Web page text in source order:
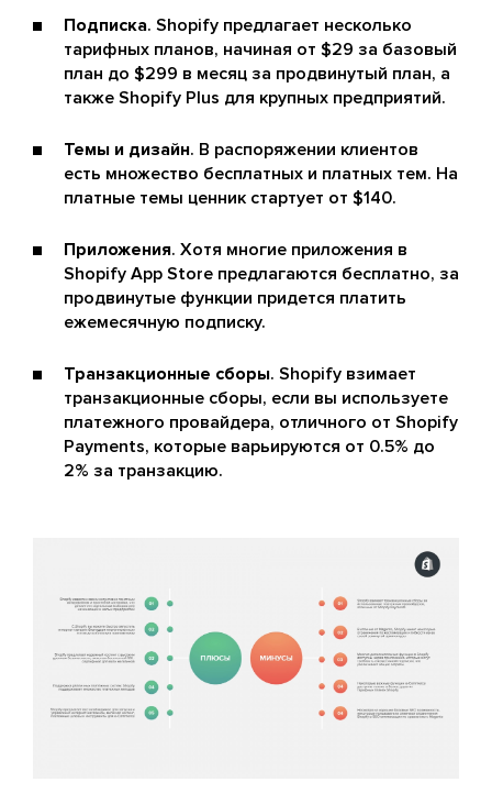
Подписка. Shopify предлагает несколько
тарифных планов, начиная от $29 за базовый
план до $299 в месяц за продвинутый план, а
также Shopify Plus для крупных предприятий.
Темы и дизайн. В распоряжении клиентов
есть множество бесплатных и платных тем. На
платные темы ценник стартует от $140.
Приложения. Хотя многие приложения в
Shopify App Store предлагаются бесплатно, за
продвинутые функции придется платить
ежемесячную подписку.
Транзакционные сборы. Shopify взимает
транзакционные сборы, если вы используете
платежного провайдера, отличного от Shopify
Payments, которые варьируются от 0.5% до
2% за транзакцию.